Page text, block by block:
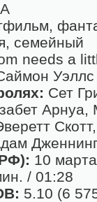
семейный
needs a
Уэллс
Сет
Арнуа,
10
/ 01:28
5.10 (6